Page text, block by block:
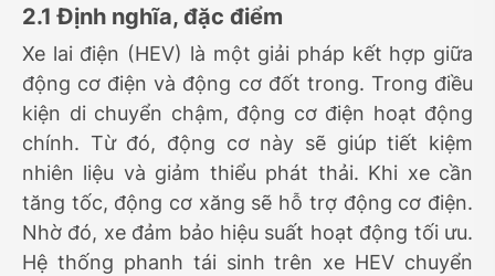
2.1 Định nghĩa, đặc điểm
Xe lai điện (HEV) là một giải pháp kết hợp giữa
động cơ điện và động cơ đốt trong. Trong điều
kiện di chuyển chậm, động cơ điện hoạt động
chính. Từ đó, động cơ này sẽ giúp tiết kiệm
nhiên liệu và giảm thiểu phát thải. Khi xe cần
tăng tốc, động cơ xăng sẽ hỗ trợ động cơ điện.
Nhờ đó, xe đảm bảo hiệu suất hoạt động tối ưu.
Hệ thống phanh tái sinh trên xe HEV chuyển